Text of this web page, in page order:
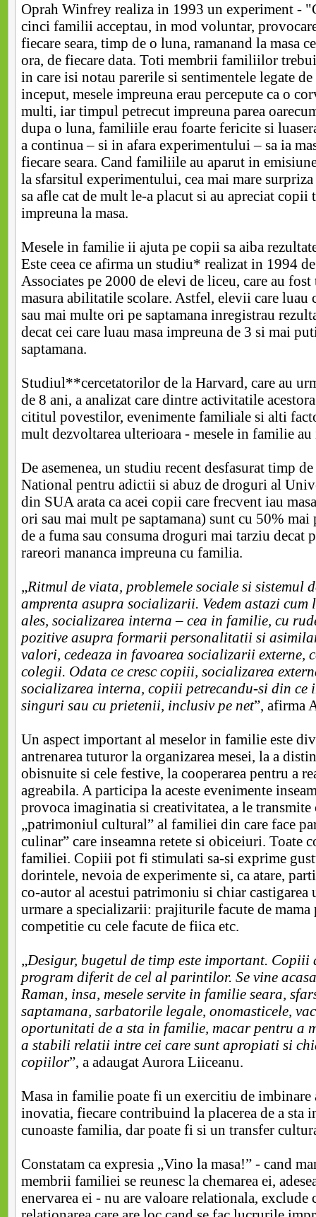
Oprah Winfrey realiza in 1993 un experiment -
cinci familii acceptau, in mod voluntar,
fiecare seara, timp de o luna, ramanand la masa
ora, de fiecare data. Toti membrii familiilor
in care isi notau parerile si sentimentele legate
inceput, mesele impreuna erau percepute ca o
multi, iar timpul petrecut impreuna parea
dupa o luna, familiile erau foarte fericite si
a continua – si in afara experimentului – sa ia
fiecare seara. Cand familiile au aparut in
la sfarsitul experimentului, cea mai mare
sa afle cat de mult le-a placut si au apreciat copii
impreuna la masa.
Mesele in familie ii ajuta pe copii sa aiba
Este ceea ce afirma un studiu* realizat in 1994
Associates pe 2000 de elevi de liceu, care au
masura abilitatile scolare. Astfel, elevii care luau
sau mai multe ori pe saptamana inregistrau
decat cei care luau masa impreuna de 3 si mai
saptamana.
Studiul**cercetatorilor de la Harvard, care au
de 8 ani, a analizat care dintre activitatile
cititul povestilor, evenimente familiale si alti
mult dezvoltarea ulterioara - mesele in familie
De asemenea, un studiu recent desfasurat timp
National pentru adictii si abuz de droguri al
din SUA arata ca acei copii care frecvent iau
ori sau mai mult pe saptamana) sunt cu 50%
de a fuma sau consuma droguri mai tarziu decat
rareori mananca impreuna cu familia.
„Ritmul de viata, problemele sociale si sistemul
amprenta asupra socializarii. Vedem astazi
ales, socializarea interna – cea in familie, cu
pozitive asupra formarii personalitatii si
valori, cedeaza in favoarea socializarii externe,
colegii. Odata ce cresc copiii, socializarea
socializarea interna, copiii petrecandu-si din ce
singuri sau cu prietenii, inclusiv pe net”, afirma
Un aspect important al meselor in familie este
antrenarea tuturor la organizarea mesei, la a
obisnuite si cele festive, la cooperarea pentru a
agreabila. A participa la aceste evenimente
provoca imaginatia si creativitatea, a le transmite
„patrimoniul cultural” al familiei din care face
culinar” care inseamna retete si obiceiuri. Toate
familiei. Copiii pot fi stimulati sa-si exprime
dorintele, nevoia de experimente si, ca atare,
co-autor al acestui patrimoniu si chiar castigarea
urmare a specializarii: prajiturile facute de
competitie cu cele facute de fiica etc.
„Desigur, bugetul de timp este important. Copiii
program diferit de cel al parintilor. Se vine
Raman, insa, mesele servite in familie seara,
saptamana, sarbatorile legale, onomasticele,
oportunitati de a sta in familie, macar pentru a
a stabili relatii intre cei care sunt apropiati si
copiilor”, a adaugat Aurora Liiceanu.
Masa in familie poate fi un exercitiu de imbinare
inovatia, fiecare contribuind la placerea de a sta
cunoaste familia, dar poate fi si un transfer
Constatam ca expresia „Vino la masa!” - cand
membrii familiei se reunesc la chemarea ei,
enervarea ei - nu are valoare relationala,